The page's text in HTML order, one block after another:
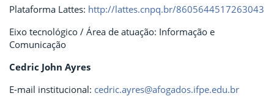
Plataforma Lattes: http://lattes.cnpq.br/8605644517263043
Eixo tecnológico / Área de atuação: Informação e
Comunicação
Cedric John Ayres
E-mail institucional: cedric.ayres@afogados.ifpe.edu.br